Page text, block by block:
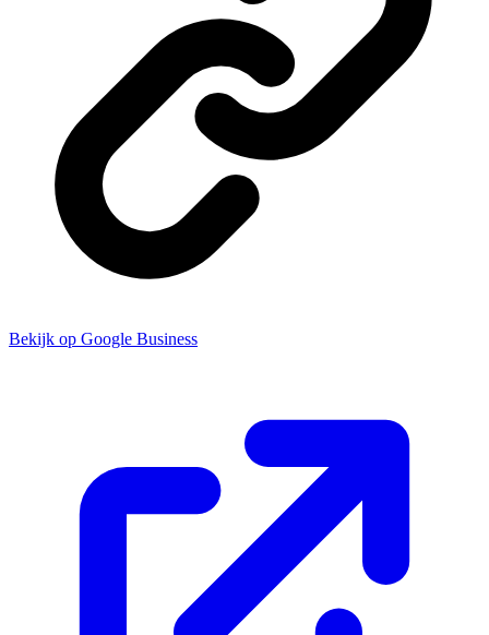
Bekijk op Google Business